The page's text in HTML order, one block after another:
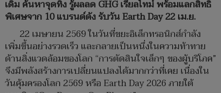
เดิม ค้นหาจุดทิ้ง รู้ผลลด GHG เรียลไทม์ พร้อมแลกสิทธิ
พิเศษจาก 10 แบรนด์ดัง รับวัน Earth Day 22 เม.ย.
22 เมษายน 2569 ในวันที่ขยะอิเล็กทรอนิกส์กำลัง
เพิ่มขึ้นอย่างรวดเร็ว และกลายเป็นหนึ่งในความท้าทาย
ด้านสิ่งแวดล้อมของโลก “การตัดสินใจเล็กๆ ของผู้บริโภค”
จึงมีพลังสร้างการเปลี่ยนแปลงได้มากกว่าที่เคย เนื่องใน
วันคุ้มครองโลก 2569 หรือ Earth Day 2026 ภายใต้